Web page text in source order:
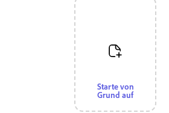
Starte von
Grund auf